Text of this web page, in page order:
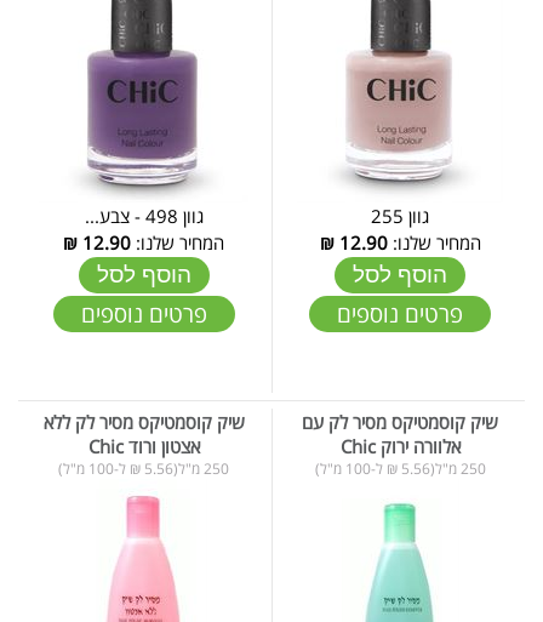
גוון 255
המחיר שלנו:12.90
₪
הוסף לסל
פרטים נוספים
גוון 498 - צבע...
המחיר שלנו: 12.90
₪
הוסף לסל
פרטים נוספים
שיק קוסמטיקס מסיר לק עם
אלוורה ירוק Chic
250 מ"ל(5.56 ₪ ל-100 מ"ל)
שיק קוסמטיקס מסיר לק ללא
אצטון ורוד Chic
250 מ"ל(5.56 ₪ ל-100 מ"ל)